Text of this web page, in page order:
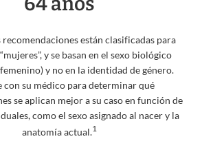
recomendaciones están clasificadas para
y se basan en el sexo biológico
y no en la identidad de género.
con su médico para determinar qué
se aplican mejor a su caso en función de
como el sexo asignado al nacer y la
anatomía actual.1